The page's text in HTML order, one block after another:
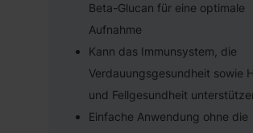
Beta-Glucan für eine optimale
Aufnahme
Kann das Immunsystem, die
Verdauungsgesundheit sowie
und Fellgesundheit
Einfache Anwendung ohne die